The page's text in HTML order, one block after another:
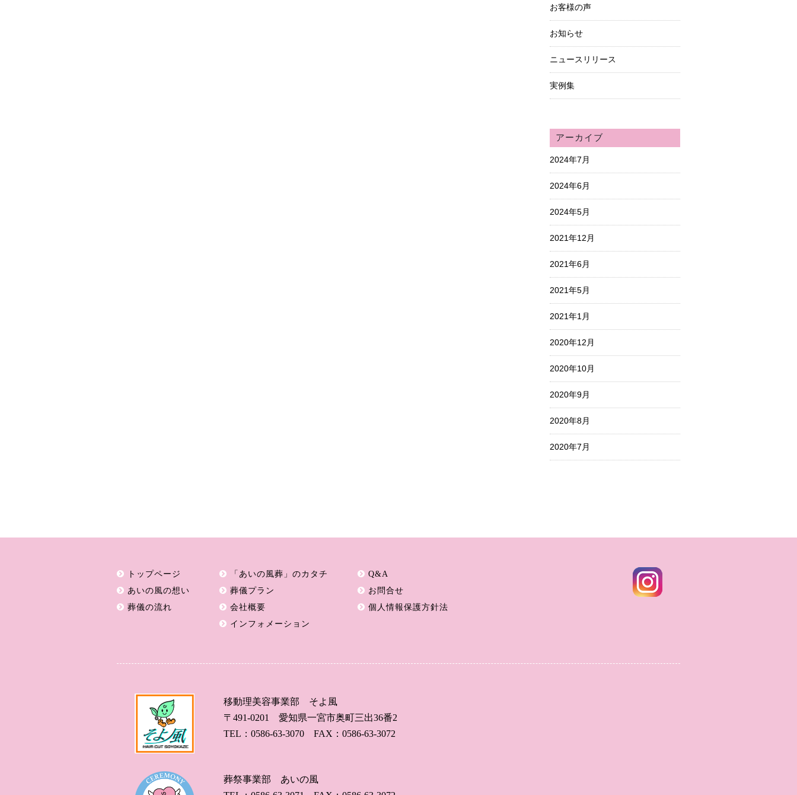
お客様の声
お知らせ
ニュースリリース
実例集
アーカイブ
2024年7月
2024年6月
2024年5月
2021年12月
2021年6月
2021年5月
2021年1月
2020年12月
2020年10月
2020年9月
2020年8月
2020年7月
トップページ
あいの風の想い
葬儀の流れ
「あいの風葬」のカタチ
葬儀プラン
会社概要
インフォメーション
Q&A
お問合せ
個人情報保護方針法
移動理美容事業部 そよ風
〒491-0201 愛知県一宮市奥町三出36番2
TEL：0586-63-3070 FAX：0586-63-3072
葬祭事業部 あいの風